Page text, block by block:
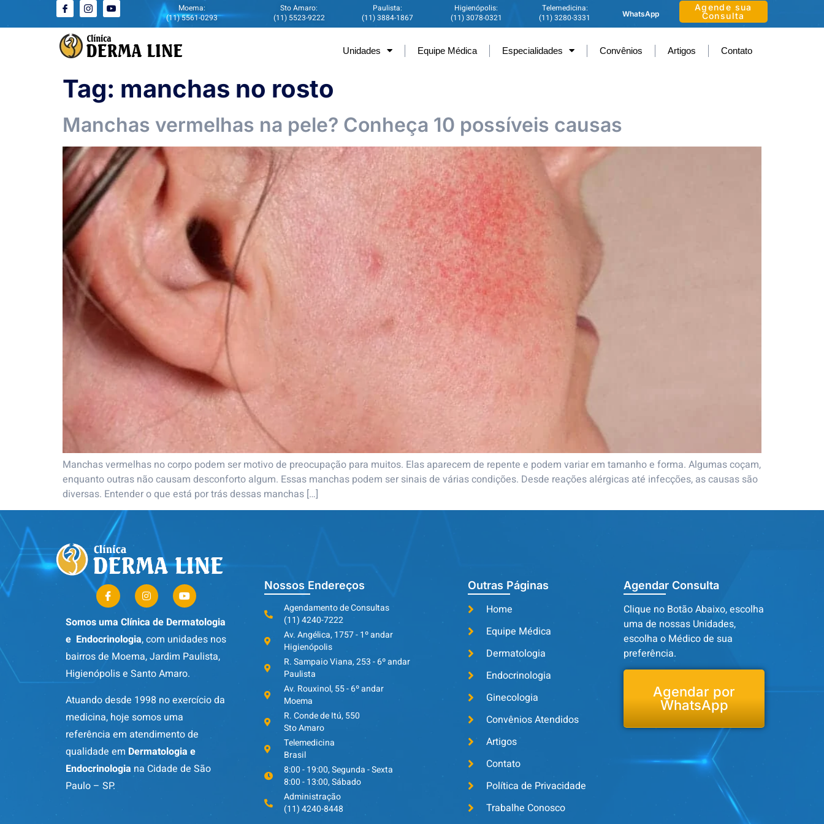
Moema:
(11) 5561-0293
Sto Amaro:
(11) 5523-9222
Paulista:
(11) 3884-1867
Higienópolis:
(11) 3078-0321
Telemedicina:
(11) 3280-3331
WhatsApp
Agende sua
Consulta
Unidades Equipe Médica Especialidades Convênios Artigos Contato
Tag: manchas no rosto
Manchas vermelhas na pele? Conheça 10 possíveis causas
Manchas vermelhas no corpo podem ser motivo de preocupação para muitos. Elas aparecem de repente e podem variar em tamanho e forma. Algumas coçam,
enquanto outras não causam desconforto algum. Essas manchas podem ser sinais de várias condições. Desde reações alérgicas até infecções, as causas são
diversas. Entender o que está por trás dessas manchas […]
Somos uma Clínica de Dermatologia
e Endocrinologia, com unidades nos
bairros de Moema, Jardim Paulista,
Higienópolis e Santo Amaro.
Atuando desde 1998 no exercício da
medicina, hoje somos uma
referência em atendimento de
qualidade em Dermatologia e
Endocrinologia na Cidade de São
Paulo – SP.
Nossos Endereços
Agendamento de Consultas
(11) 4240-7222
Av. Angélica, 1757 - 1º andar
Higienópolis
R. Sampaio Viana, 253 - 6º andar
Paulista
Av. Rouxinol, 55 - 6º andar
Moema
R. Conde de Itú, 550
Sto Amaro
Telemedicina
Brasil
8:00 - 19:00, Segunda - Sexta
8:00 - 13:00, Sábado
Administração
(11) 4240-8448
Outras Páginas
Home
Equipe Médica
Dermatologia
Endocrinologia
Ginecologia
Convênios Atendidos
Artigos
Contato
Política de Privacidade
Trabalhe Conosco
Agendar Consulta
Clique no Botão Abaixo, escolha
uma de nossas Unidades,
escolha o Médico de sua
preferência.
Agendar por
WhatsApp